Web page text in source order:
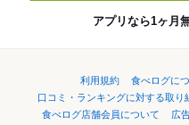
アプリなら1ヶ月
利用規約 食べログに
口コミ・ランキングに対する取り
食べログ店舗会員について
広